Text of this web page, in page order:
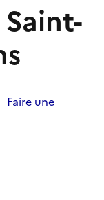
Faire une
papier